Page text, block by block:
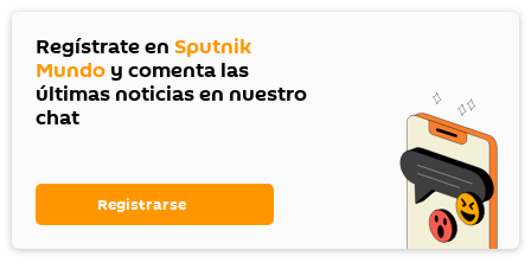
Regístrate en Sputnik
Mundo y comenta las
últimas noticias en nuestro
chat
Registrarse